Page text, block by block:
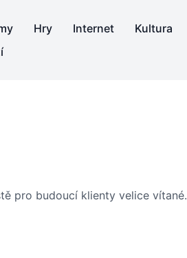
Hry Internet Kultura
pro budoucí klienty velice vítané.